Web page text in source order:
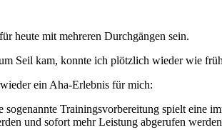
heute mit mehreren Durchgängen sein.
Seil kam, konnte ich plötzlich wieder wie
ein Aha-Erlebnis für mich:
Trainingsvorbereitung spielt eine
und sofort mehr Leistung abgerufen